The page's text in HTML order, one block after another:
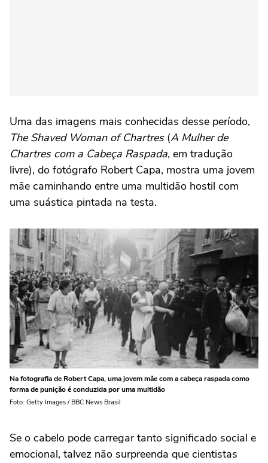
Uma das imagens mais conhecidas desse período,
The Shaved Woman of Chartres(A Mulher de
Chartres com a Cabeça Raspada, em tradução
livre), do fotógrafo Robert Capa, mostra uma jovem
mãe caminhando entre uma multidão hostil com
uma suástica pintada na testa.
Na fotografia de Robert Capa, uma jovem mãe com a cabeça raspada como
forma de punição é conduzida por uma multidão
Foto: Getty Images / BBC News Brasil
Se o cabelo pode carregar tanto significado social e
emocional, talvez não surpreenda que cientistas